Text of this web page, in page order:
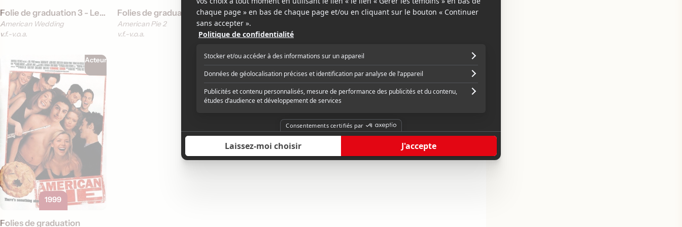
Folie de graduation 3 - Le mariage
American Wedding
v.f. v.o.a.
Folies de graduation 2
American Pie 2
v.f. v.o.a.
Bons copains mauvais plan
Saving Silverman
v.f. v.o.a.
Des gars, des filles
Acteur
1999
Folies de graduation